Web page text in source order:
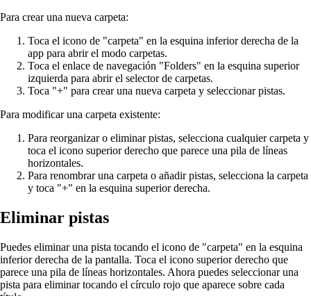
Para crear una nueva carpeta:
Toca el icono de "carpeta" en la esquina inferior derecha de la
app para abrir el modo carpetas.
Toca el enlace de navegación "Folders" en la esquina superior
izquierda para abrir el selector de carpetas.
Toca "+" para crear una nueva carpeta y seleccionar pistas.
Para modificar una carpeta existente:
Para reorganizar o eliminar pistas, selecciona cualquier carpeta y
toca el icono superior derecho que parece una pila de líneas
horizontales.
Para renombrar una carpeta o añadir pistas, selecciona la carpeta
y toca "+" en la esquina superior derecha.
Eliminar pistas
Puedes eliminar una pista tocando el icono de "carpeta" en la esquina
inferior derecha de la pantalla. Toca el icono superior derecho que
parece una pila de líneas horizontales. Ahora puedes seleccionar una
pista para eliminar tocando el círculo rojo que aparece sobre cada